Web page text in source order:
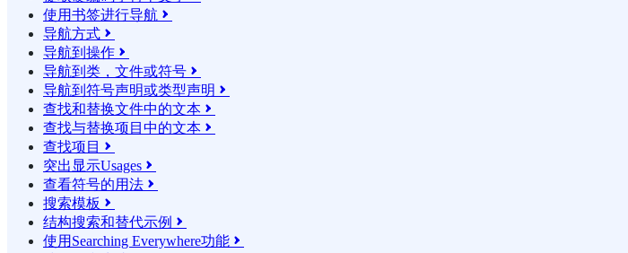
使用书签进行导航 
导航方式 
导航到操作 
导航到类，文件或符号 
导航到符号声明或类型声明 
查找和替换文件中的文本 
查找与替换项目中的文本 
查找项目 
突出显示Usages 
查看符号的用法 
搜索模板 
结构搜索和替代示例 
使用Searching Everywhere功能 